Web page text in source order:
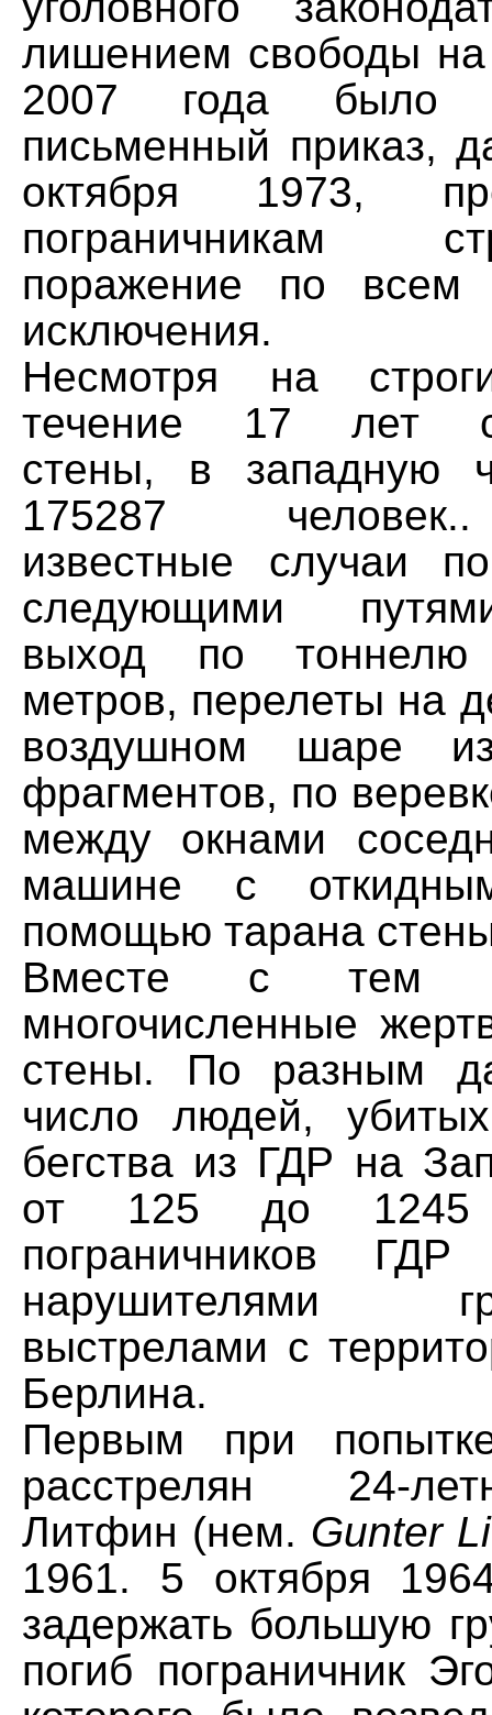
лишением свободы на
2007 года было
письменный приказ,
октября 1973,
пограничникам
поражение по всем
исключения.
Несмотря на
течение 17 лет
стены, в западную
175287
известные случаи
следующими
выход по
метров, перелеты на
воздушном шаре
фрагментов, по
между окнами
машине с
помощью тарана
Вместе с тем
многочисленные
стены. По разным
число людей,
бегства из ГДР на
от 125 до 1245
пограничников
нарушителями
выстрелами с
Берлина.
Первым при
расстрелян 24-
Литфин (нем. Gunter
1961. 5 октября
задержать большую
погиб пограничник